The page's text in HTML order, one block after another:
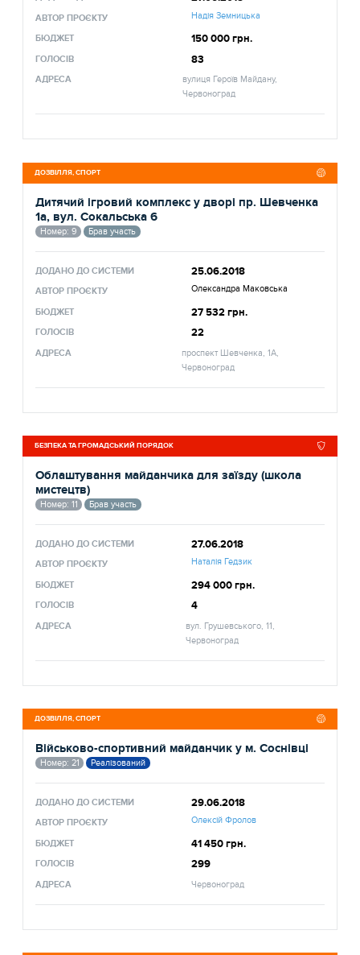
АВТОР ПРОЄКТУ Надія Земницька
БЮДЖЕТ 150 000 грн.
ГОЛОСІВ 83
АДРЕСА
вулиця Героїв Майдану,
Червоноград
ДОЗВІЛЛЯ, СПОРТ
Дитячий ігровий комплекс у дворі пр. Шевченка
1а, вул. Сокальська 6
Номер: 9 Брав участь
ДОДАНО ДО СИСТЕМИ 25.06.2018
АВТОР ПРОЄКТУ Олександра Маковська
БЮДЖЕТ 27 532 грн.
ГОЛОСІВ 22
АДРЕСА
проспект Шевченка, 1А,
Червоноград
БЕЗПЕКА ТА ГРОМАДСЬКИЙ ПОРЯДОК
Облаштування майданчика для заїзду (школа
мистецтв)
Номер: 11 Брав участь
ДОДАНО ДО СИСТЕМИ 27.06.2018
АВТОР ПРОЄКТУ Наталія Гедзик
БЮДЖЕТ 294 000 грн.
ГОЛОСІВ 4
АДРЕСА
вул. Грушевського, 11,
Червоноград
ДОЗВІЛЛЯ, СПОРТ
Військово-спортивний майданчик у м. Соснівці
Номер: 21 Реалізований
ДОДАНО ДО СИСТЕМИ 29.06.2018
АВТОР ПРОЄКТУ Олексій Фролов
БЮДЖЕТ 41 450 грн.
ГОЛОСІВ 299
АДРЕСА Червоноград